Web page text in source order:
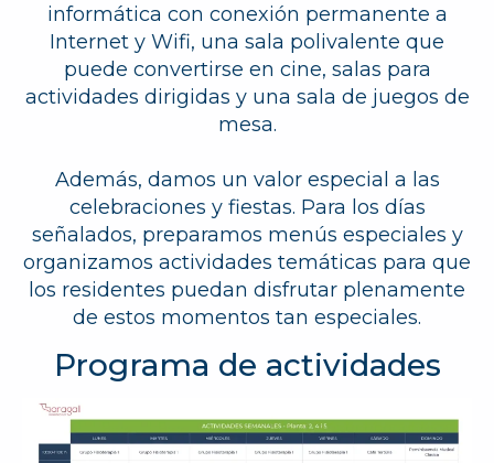
informática con conexión permanente a
Internet y Wifi, una sala polivalente que
puede convertirse en cine, salas para
actividades dirigidas y una sala de juegos de
mesa.
Además, damos un valor especial a las
celebraciones y fiestas. Para los días
señalados, preparamos menús especiales y
organizamos actividades temáticas para que
los residentes puedan disfrutar plenamente
de estos momentos tan especiales.
Programa de actividades